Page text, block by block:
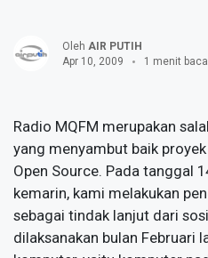
Oleh AIR PUTIH
Apr 10, 2009
1 menit baca
Radio MQFM merupakan
yang menyambut baik
Open Source. Pada tanggal
kemarin, kami melakukan
sebagai tindak lanjut dari
dilaksanakan bulan Februari